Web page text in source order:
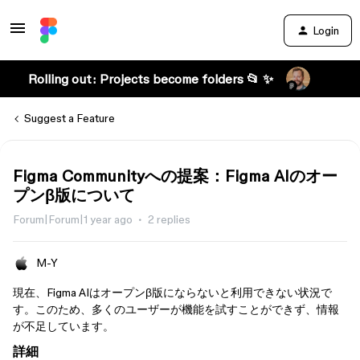
Login
Rolling out: Projects become folders 📂 ✨
Suggest a Feature
Figma Communityへの提案：Figma AIのオー
プンβ版について
Forum|Forum|1 year ago 2 replies
M-Y
現在、Figma AIはオープンβ版にならないと利用できない状況で
す。このため、多くのユーザーが機能を試すことができず、情報
が不足しています。
詳細